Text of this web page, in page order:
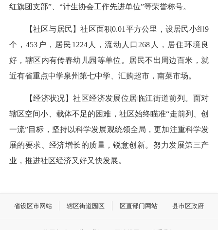
红旗团支部”、“计生协会工作先进单位”等荣誉称号。
【社区与居民】社区面积0.01平方公里，设居民小组9
个，453户，居民1224人，流动人口268人，居住环境良
好，辖区内有传春幼儿园等单位。居民不出周边百米，就
近有省重点中学泉州第七中学、汇购超市，南菜市场。
【经济状况】社区经济发展位居临江街道前列。面对
辖区空间小、载体不足的困难，社区始终瞄准“走前列、创
一流”目标，坚持以科学发展观统领全局，更加注重科学发
展的要求、经济增长的质量，锐意创新。努力发展第三产
业，推进社区经济又好又快发展。
省设区市网站 辖区街道园区 区直部门网站 县市区政府